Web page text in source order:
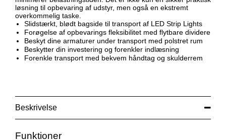
løsning til opbevaring af udstyr, men også en ekstremt
overkommelig taske.
Slidstærkt, blødt bagside til transport af LED Strip Lights
Forøgelse af opbevarings fleksibilitet med flytbare dividere
Beskyt dine armaturer under transport med polstret rum
Beskytter din investering og forenkler indlæsning
Forenkle transport med bekvem håndtag og skulderrem
Beskrivelse
Funktioner